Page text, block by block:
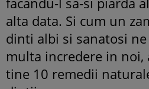
alta data. Si cum un
dinti albi si sanatosi
multa incredere in noi,
tine 10 remedii